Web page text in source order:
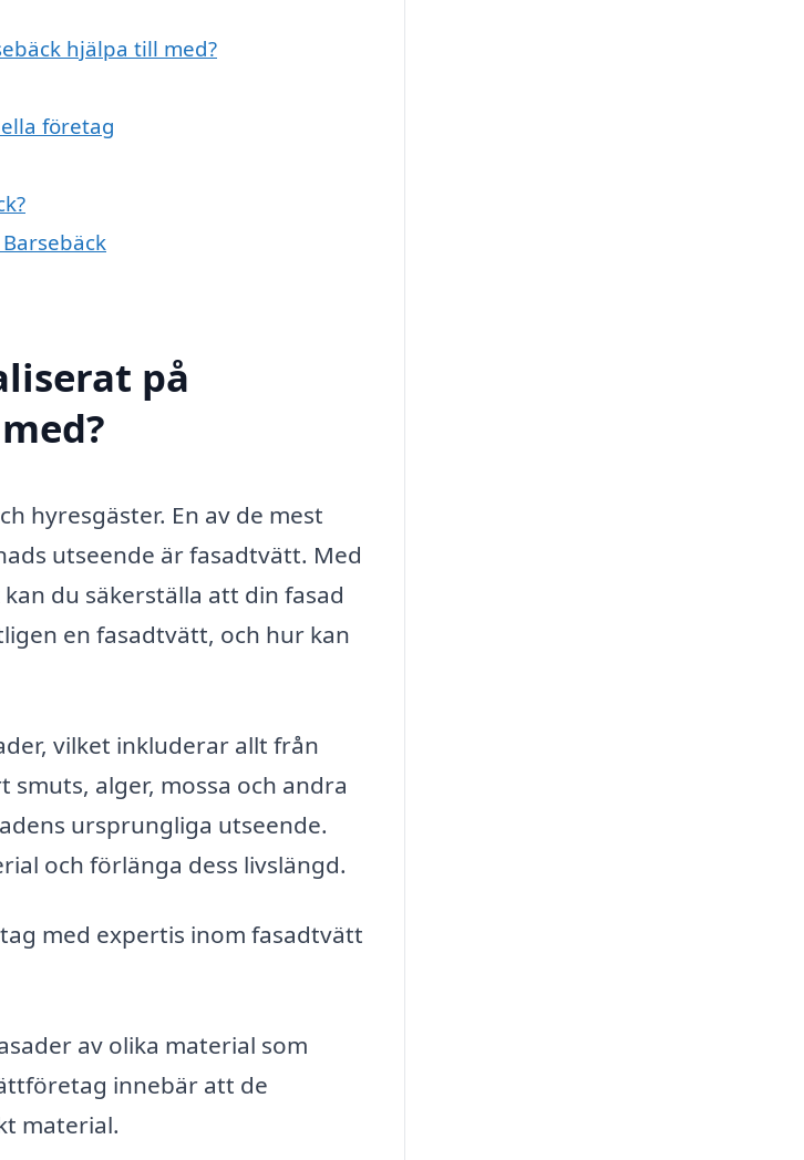
hjälpa till med?
företag
på
hyresgäster. En av de mest
utseende är fasadtvätt. Med
du säkerställa att din fasad
en fasadtvätt, och hur kan
vilket inkluderar allt från
alger, mossa och andra
ursprungliga utseende.
och förlänga dess livslängd.
med expertis inom fasadtvätt
av olika material som
innebär att de
material.